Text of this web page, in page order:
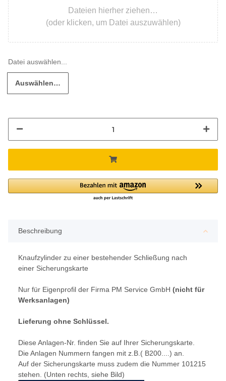
Dateien hierher ziehen…
(oder klicken, um Datei auszuwählen)
Auswählen…
Beschreibung
Knaufzylinder zu einer bestehender Schließung nach
einer Sicherungskarte
Nur für Eigenprofil der Firma PM Service GmbH (nicht für
Werksanlagen)
Lieferung ohne Schlüssel.
Diese Anlagen-Nr. finden Sie auf Ihrer Sicherungskarte.
Die Anlagen Nummern fangen mit z.B.( B200....) an.
Auf der Sicherungskarte muss zudem die Nummer 101215
stehen. (Unten rechts, siehe Bild)